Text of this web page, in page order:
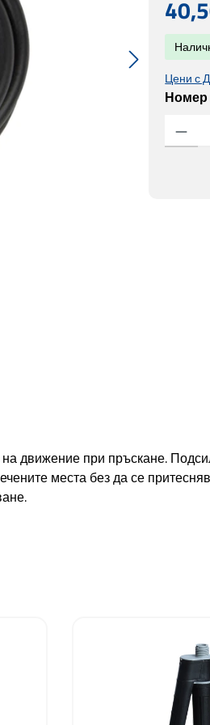
Цени с
Номер
движение при пръскане.
места без да се